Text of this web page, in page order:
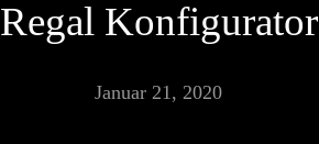
Regal Konfigurator
Januar 21, 2020